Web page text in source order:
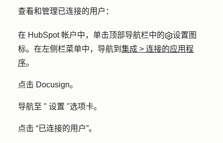
查看和管理已连接的用户：
在 HubSpot 帐户中，单击顶部导航栏中的
设置图
标。在左侧栏菜单中，导航到 集成 > 连接的应用程
序。
点击 Docusign。
导航至 " 设置 "选项卡。
点击 “已连接的用户”。